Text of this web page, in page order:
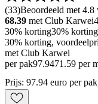
(33)Beoordeeld met 4.8
68.39 met Club Karwei
30% korting30% korting
30% korting,
met Club Karwei
per pak97.9471.59 per
Prijs: 97.94 euro per